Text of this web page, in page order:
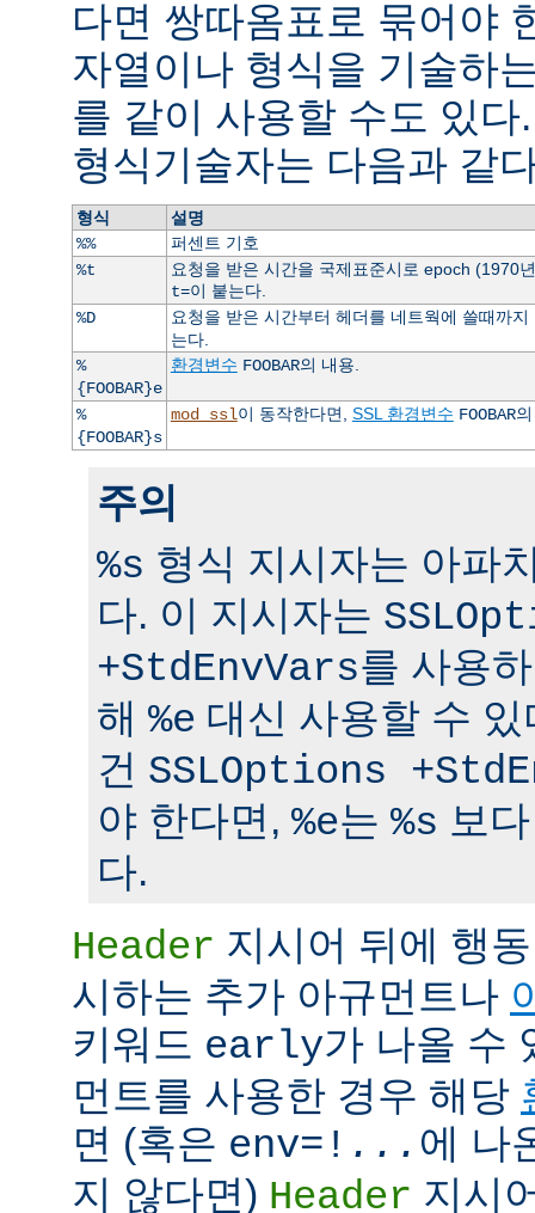
다면 쌍따옴표로 묶어야
자열이나 형식을 기술하
를 같이 사용할 수도 있
형식기술자는 다음과 같
형식
설명
%%
퍼센트 기호
%t
요청을 받은 시간을 국제표준시로 epoch (1970
t=이 붙는다.
%D
요청을 받은 시간부터 헤더를 네트웍에 쓸때까
는다.
%
{FOOBAR}e
환경변수 FOOBAR의 내용.
%
{FOOBAR}s
mod_ssl이 동작한다면, SSL 환경변수 FOOBAR
주의
%s 형식 지시자는 아파
다. 이 지시자는
+StdEnvVars를 사용
해 %e 대신 사용할 수
건 SSLOptions
야 한다면, %e는 %s 보
다.
Header 지시어 뒤에 행
시하는 추가 아규먼트나
키워드 early가 나올 수
먼트를 사용한 경우 해당
면 (혹은 env=! ... 에 나
지 않다면) Header 지시